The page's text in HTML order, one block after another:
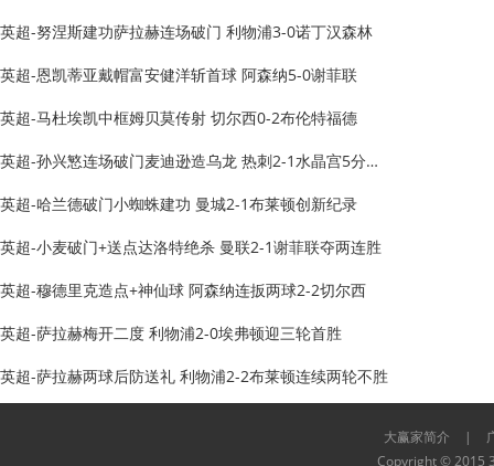
英超-努涅斯建功萨拉赫连场破门 利物浦3-0诺丁汉森林
英超-恩凯蒂亚戴帽富安健洋斩首球 阿森纳5-0谢菲联
英超-马杜埃凯中框姆贝莫传射 切尔西0-2布伦特福德
英超-孙兴慜连场破门麦迪逊造乌龙 热刺2-1水晶宫5分领跑
英超-哈兰德破门小蜘蛛建功 曼城2-1布莱顿创新纪录
英超-小麦破门+送点达洛特绝杀 曼联2-1谢菲联夺两连胜
英超-穆德里克造点+神仙球 阿森纳连扳两球2-2切尔西
英超-萨拉赫梅开二度 利物浦2-0埃弗顿迎三轮首胜
英超-萨拉赫两球后防送礼 利物浦2-2布莱顿连续两轮不胜
大赢家简介 |
Copyright © 2015